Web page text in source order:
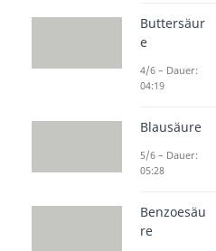
Hier stehen
sein
einem
zueinander
Buttersäur
e
4/6 – Dauer:
04:19
Blausäure
5/6 – Dauer:
05:28
Benzoesäu
re